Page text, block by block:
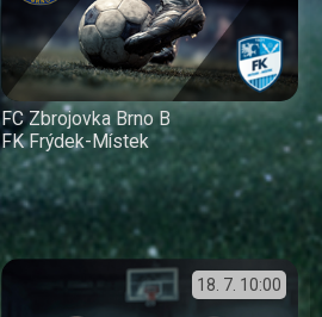
FC Zbrojovka Brno B
FK Frýdek-Místek
18. 7. 10:00